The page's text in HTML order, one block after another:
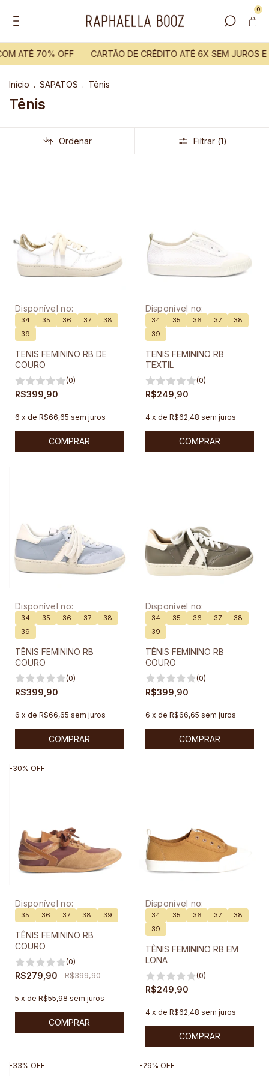
0
ATÉ 70% OFF CARTÃO DE CRÉDITO ATÉ 6X SEM JUROS E
Início . SAPATOS . Tênis
Tênis
Ordenar Filtrar (1)
Disponível no:
34 35 36 37
38
39
TENIS FEMININO RB DE
COURO
(0)
R$399,90
6 x de R$66,65 sem juros
COMPRAR
Disponível no:
34 35 36 37
38
39
TENIS FEMININO RB
TEXTIL
(0)
R$249,90
4 x de R$62,48 sem juros
COMPRAR
Disponível no:
34 35 36 37
38
39
TÊNIS FEMININO RB
COURO
(0)
R$399,90
6 x de R$66,65 sem juros
COMPRAR
Disponível no:
34 35 36 37
38
39
TÊNIS FEMININO RB
COURO
(0)
R$399,90
6 x de R$66,65 sem juros
COMPRAR
Disponível no:
35 36 37 38 39
TÊNIS FEMININO RB
COURO
(0)
R$279,90
-30% OFF
R$399,90
5 x de R$55,98 sem juros
COMPRAR
Disponível no:
34 35 36 37
38
39
TÊNIS FEMININO RB EM
LONA
(0)
R$249,90
4 x de R$62,48 sem juros
COMPRAR
-33% OFF -29% OFF